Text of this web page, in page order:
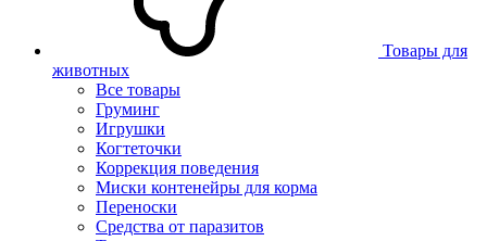
Товары для
животных
Все товары
Груминг
Игрушки
Когтеточки
Коррекция поведения
Миски контенейры для корма
Переноски
Средства от паразитов